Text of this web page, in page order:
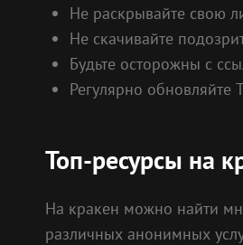
Не раскрывайте свою
Не скачивайте
Будьте осторожны с
Регулярно обновляйте
Топ-ресурсы на
На кракен можно найти
различных анонимных